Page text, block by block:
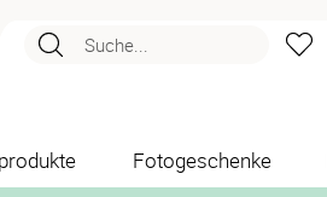
Suche...
Fotogeschenke